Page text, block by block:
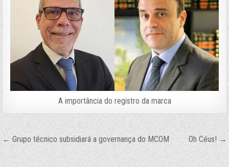
A importância do registro da marca
Navegação
de
← Grupo técnico subsidiará a governança do MCOM Oh Céus! →